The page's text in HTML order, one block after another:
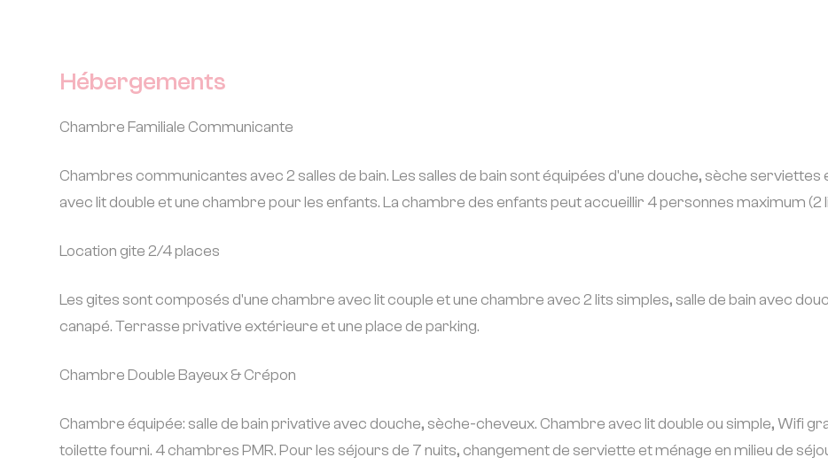
Hébergements
Chambre Familiale Communicante
Chambres communicantes avec 2 salles de bain. Les salles de bain sont équipées d'une douche, sèche
avec lit double et une chambre pour les enfants. La chambre des enfants peut accueillir 4 personnes maximum (2
Location gite 2/4 places
Les gites sont composés d'une chambre avec lit couple et une chambre avec 2 lits simples, salle de bain avec
canapé. Terrasse privative extérieure et une place de parking.
Chambre Double Bayeux & Crépon
Chambre équipée: salle de bain privative avec douche, sèche-cheveux. Chambre avec lit double ou simple, Wifi
toilette fourni. 4 chambres PMR. Pour les séjours de 7 nuits, changement de serviette et ménage en milieu de